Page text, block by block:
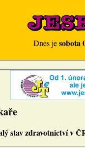
Dnes jesobota
stav zdravotnictví v